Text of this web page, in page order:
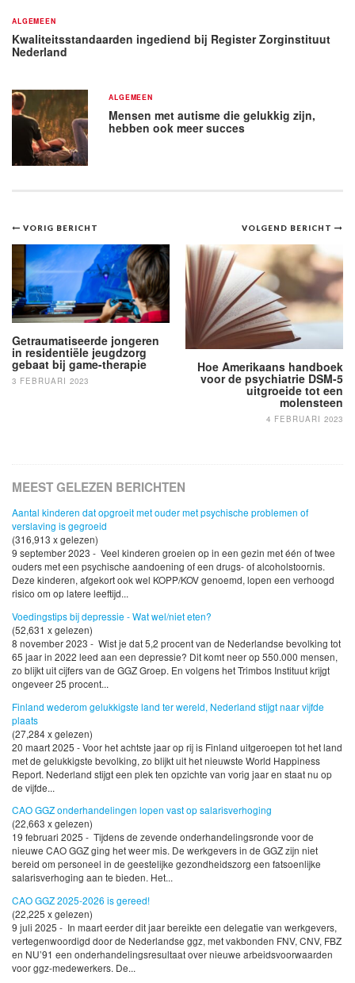
ALGEMEEN
Kwaliteitsstandaarden ingediend bij Register Zorginstituut
Nederland
ALGEMEEN
Mensen met autisme die gelukkig zijn,
hebben ook meer succes
Bericht
navigatie
VOLGEND BERICHT
Hoe Amerikaans handboek
voor de psychiatrie DSM-5
uitgroeide tot een
molensteen
4 FEBRUARI 2023
VORIG BERICHT
Getraumatiseerde jongeren
in residentiële jeugdzorg
gebaat bij game-therapie
3 FEBRUARI 2023
MEEST GELEZEN BERICHTEN
Aantal kinderen dat opgroeit met ouder met psychische problemen of
verslaving is gegroeid
(316,913 x gelezen)
9 september 2023 - Veel kinderen groeien op in een gezin met één of twee
ouders met een psychische aandoening of een drugs- of alcoholstoornis.
Deze kinderen, afgekort ook wel KOPP/KOV genoemd, lopen een verhoogd
risico om op latere leeftijd...
Voedingstips bij depressie - Wat wel/niet eten?
(52,631 x gelezen)
8 november 2023 - Wist je dat 5,2 procent van de Nederlandse bevolking tot
65 jaar in 2022 leed aan een depressie? Dit komt neer op 550.000 mensen,
zo blijkt uit cijfers van de GGZ Groep. En volgens het Trimbos Instituut krijgt
ongeveer 25 procent...
Finland wederom gelukkigste land ter wereld, Nederland stijgt naar vijfde
plaats
(27,284 x gelezen)
20 maart 2025 - Voor het achtste jaar op rij is Finland uitgeroepen tot het land
met de gelukkigste bevolking, zo blijkt uit het nieuwste World Happiness
Report. Nederland stijgt een plek ten opzichte van vorig jaar en staat nu op
de vijfde...
CAO GGZ onderhandelingen lopen vast op salarisverhoging
(22,663 x gelezen)
19 februari 2025 - Tijdens de zevende onderhandelingsronde voor de
nieuwe CAO GGZ ging het weer mis. De werkgevers in de GGZ zijn niet
bereid om personeel in de geestelijke gezondheidszorg een fatsoenlijke
salarisverhoging aan te bieden. Het...
CAO GGZ 2025-2026 is gereed!
(22,225 x gelezen)
9 juli 2025 - In maart eerder dit jaar bereikte een delegatie van werkgevers,
vertegenwoordigd door de Nederlandse ggz, met vakbonden FNV, CNV, FBZ
en NU’91 een onderhandelingsresultaat over nieuwe arbeidsvoorwaarden
voor ggz-medewerkers. De...